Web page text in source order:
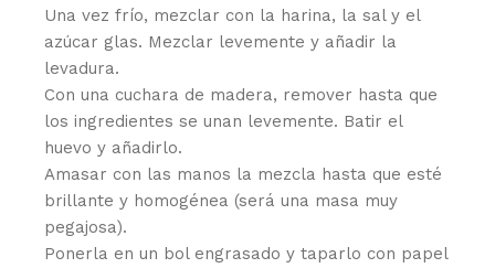
Una vez frío, mezclar con la harina, la sal y el
azúcar glas. Mezclar levemente y añadir la
levadura.
Con una cuchara de madera, remover hasta que
los ingredientes se unan levemente. Batir el
huevo y añadirlo.
Amasar con las manos la mezcla hasta que esté
brillante y homogénea (será una masa muy
pegajosa).
Ponerla en un bol engrasado y taparlo con papel